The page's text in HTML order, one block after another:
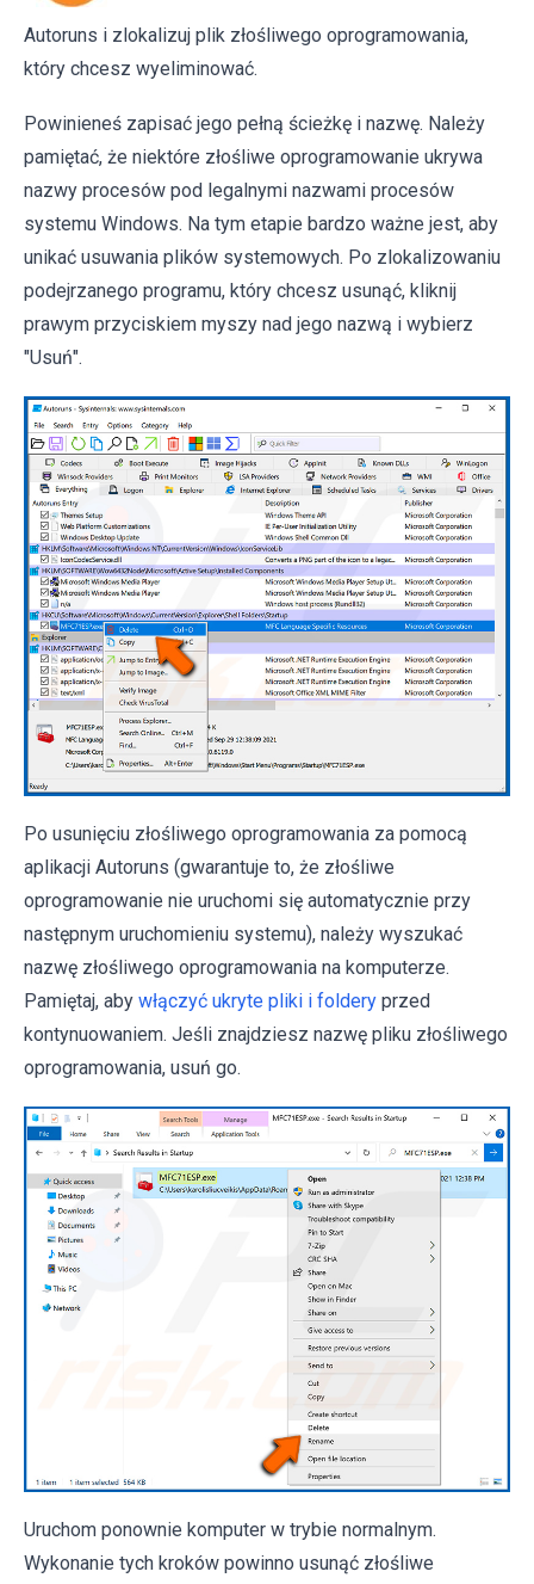
Autoruns i zlokalizuj plik złośliwego oprogramowania,
który chcesz wyeliminować.
Powinieneś zapisać jego pełną ścieżkę i nazwę. Należy
pamiętać, że niektóre złośliwe oprogramowanie ukrywa
nazwy procesów pod legalnymi nazwami procesów
systemu Windows. Na tym etapie bardzo ważne jest, aby
unikać usuwania plików systemowych. Po zlokalizowaniu
podejrzanego programu, który chcesz usunąć, kliknij
prawym przyciskiem myszy nad jego nazwą i wybierz
"Usuń".
Po usunięciu złośliwego oprogramowania za pomocą
aplikacji Autoruns (gwarantuje to, że złośliwe
oprogramowanie nie uruchomi się automatycznie przy
następnym uruchomieniu systemu), należy wyszukać
nazwę złośliwego oprogramowania na komputerze.
Pamiętaj, aby włączyć ukryte pliki i foldery przed
kontynuowaniem. Jeśli znajdziesz nazwę pliku złośliwego
oprogramowania, usuń go.
Uruchom ponownie komputer w trybie normalnym.
Wykonanie tych kroków powinno usunąć złośliwe